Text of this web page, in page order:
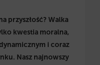
przyszłość? Walka
kwestia moralna,
i coraz
Nasz najnowszy